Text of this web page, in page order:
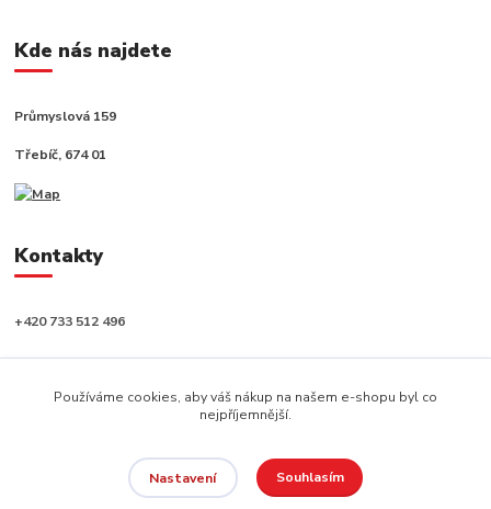
Kde nás najdete
Průmyslová 159
Třebíč, 674 01
Kontakty
+420 733 512 496
info@capushop.cz
Používáme cookies, aby váš nákup na našem e-shopu byl co
nejpříjemnější.
Nastavení Souhlasím